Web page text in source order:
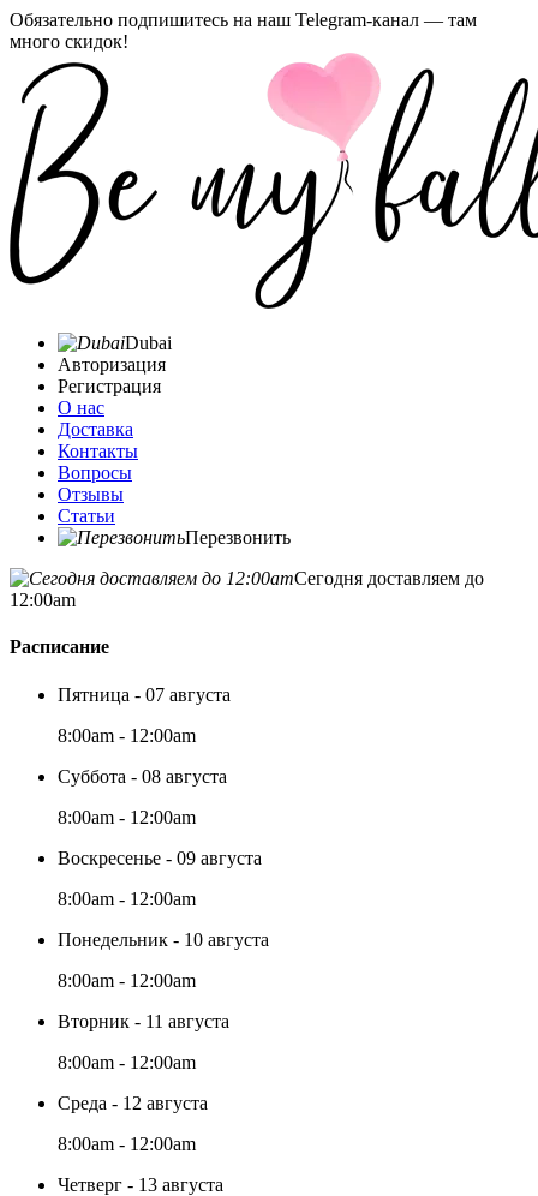
Обязательно подпишитесь на наш Telegram-канал — там
много скидок!
Dubai
Авторизация
Регистрация
О нас
Доставка
Контакты
Вопросы
Отзывы
Статьи
Перезвонить
Сегодня доставляем до
12:00am
Расписание
Пятница - 07 августа
8:00am - 12:00am
Суббота - 08 августа
8:00am - 12:00am
Воскресенье - 09 августа
8:00am - 12:00am
Понедельник - 10 августа
8:00am - 12:00am
Вторник - 11 августа
8:00am - 12:00am
Среда - 12 августа
8:00am - 12:00am
Четверг - 13 августа